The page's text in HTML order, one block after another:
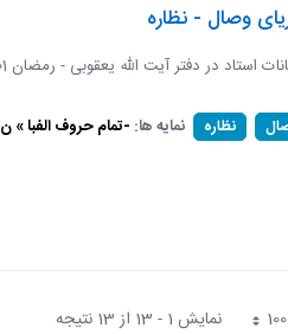
وصال - نظاره
استاد در دفتر آیت الله یعقوبی - رمضان 1401
نظاره نمایه ها: -تمام حروف الفبا » ن
نمایش 1 - 13 از 13 نتیجه